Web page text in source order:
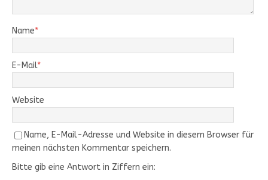
Name*
E-Mail*
Website
Name, E-Mail-Adresse und Website in diesem Browser für
meinen nächsten Kommentar speichern.
Bitte gib eine Antwort in Ziffern ein: